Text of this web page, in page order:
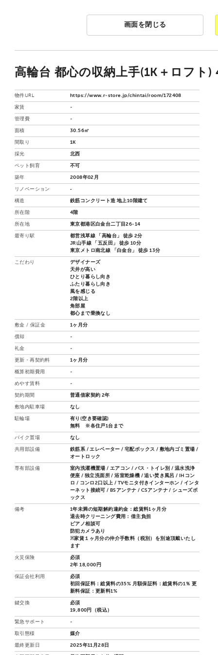
画面を閉じる
高輪台 都心の収納上手(1K＋ロフト)
物件URL https://www.r-store.jp/chintai/room/172408
家賃 -
管理費 -
面積 30.56㎡
間取り 1K
採光 北西
ペット飼育 不可
築年 2008年02月
リノベーション ‐
構造 鉄筋コンクリート造 地上10階建て
所在階 4階
所在地 東京都港区白金台二丁目26-14
最寄り駅
都営浅草線 「高輪台」 徒歩 2分
JR山手線 「五反田」 徒歩 10分
東京メトロ南北線 「白金台」 徒歩 13分
こだわり
デザイナーズ
天井が高い
ひとり暮らし向き
ふたり暮らし向き
風を感じる
2階以上
角部屋
都心まで乗換なし
敷金 / 保証金 1ヶ月分
償却 -
礼金 -
更新・再契約料 1ヶ月分
概算初期費用 -
めやす賃料 -
契約期間 普通借家契約 2年
敷地内駐車場 なし
駐輪場
有り(空き要確認)
無料 ※各住戸1台まで
バイク置場 なし
共用部設備
鉄筋系 / エレベーター / 宅配ボックス / 敷地内ゴミ置場 /
オートロック
専有部設備
室内洗濯機置場 / エアコン / バス・トイレ別 / 温水洗浄
便座 / 独立洗面所 / 浴室乾燥機 / 追い焚き風呂 / IHコン
ロ / コンロ2口以上 / TVモニタ付きインターホン / インタ
ーネット接続可 / BSアンテナ / CSアンテナ / シューズボ
ックス
備考
1年未満の短期解約違約金：総賃料1ヶ月分
退去時クリーニング費用：借主負担
ピアノ相談可
防犯カメラあり
※家賃１ヶ月分の仲介手数料（税別）を別途頂戴いたし
ます
火災保険
必須
2年 18,000円
保証会社利用
必須
初回保証料：総賃料の35% 月額保証料：総賃料の1％ 更
新料保証：更新料1%
鍵交換
必須
19,800円（税込）
緊急サポート -
取引態様 媒介
最終更新日 2025年11月28日